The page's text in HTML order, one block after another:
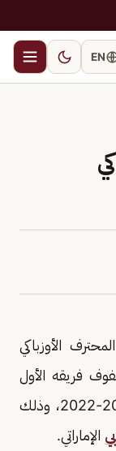
EN
الأوزباكي
فريقه الأول
لكرة القدم استعداداً للموسم المقبل 2021-2022، وذلك
الإماراتي.